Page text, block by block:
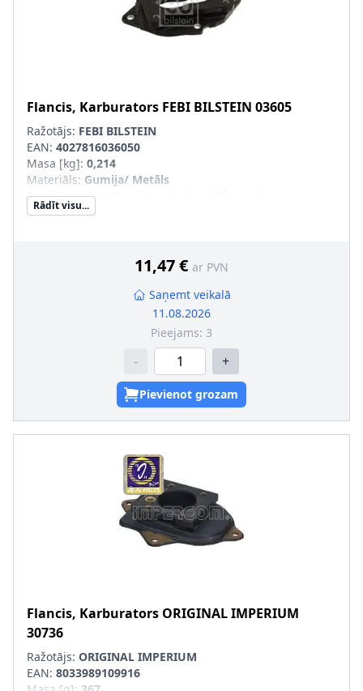
Flancis, Karburators FEBI BILSTEIN 03605
Ražotājs: FEBI BILSTEIN
EAN: 4027816036050
Masa [kg]: 0,214
Materiāls: Gumija/ Metāls
Papildu artikuls/Papildu info 2
Rādīt visu...
11,47 € ar PVN
Saņemt veikalā
11.08.2026
Pieejams: 3
- +
Pievienot grozam
Flancis, Karburators ORIGINAL IMPERIUM
30736
Ražotājs: ORIGINAL IMPERIUM
EAN: 8033989109916